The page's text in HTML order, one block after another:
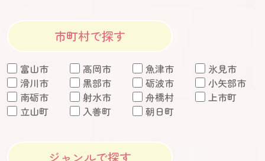
市町村で探す
富山市 高岡市 魚津市
氷見市
滑川市
黒部市 砺波市
小矢部市
南砺市
射水市 舟橋村
上市町
立山町
入善町 朝日町
ジャンルで探す